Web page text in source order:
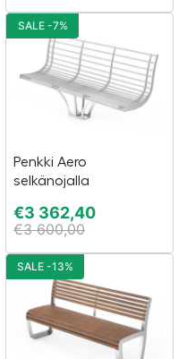
Penkki Aero
selkänojalla
€3 362,40
€3 600,00
SALE -7%
SALE -13%